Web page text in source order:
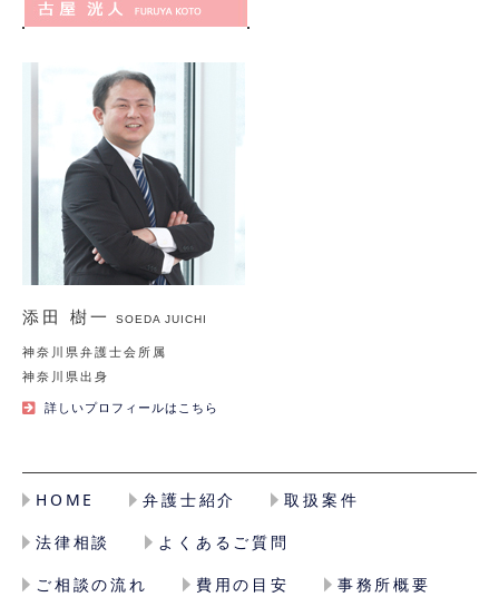
添田 樹一 SOEDA JUICHI
神奈川県弁護士会所属
神奈川県出身
詳しいプロフィールはこちら
HOME 弁護士紹介
取扱案件
法律相談
よくあるご質問
ご相談の流れ
費用の目安 事務所概要